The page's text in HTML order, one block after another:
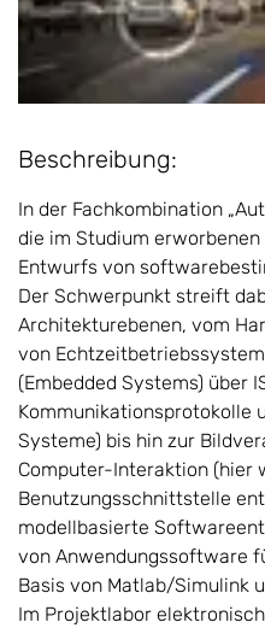
Beschreibung:
In der Fachkombination
die im Studium
Entwurfs von
Der Schwerpunkt streift
Architekturebenen, vom
von
(Embedded Systems) über
Kommunikationsprotokolle
Systeme) bis hin zur
Computer-Interaktion (hier
Benutzungsschnittstelle
modellbasierte
von Anwendungssoftware
Basis von Matlab/Simulink
Im Projektlabor